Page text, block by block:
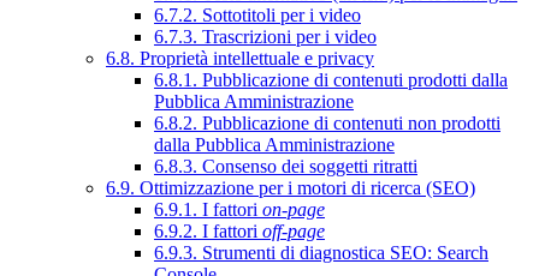
6.7.2. Sottotitoli per i video
6.7.3. Trascrizioni per i video
6.8. Proprietà intellettuale e privacy
6.8.1. Pubblicazione di contenuti prodotti dalla
Pubblica Amministrazione
6.8.2. Pubblicazione di contenuti non prodotti
dalla Pubblica Amministrazione
6.8.3. Consenso dei soggetti ritratti
6.9. Ottimizzazione per i motori di ricerca (SEO)
6.9.1. I fattori on-page
6.9.2. I fattori off-page
6.9.3. Strumenti di diagnostica SEO: Search